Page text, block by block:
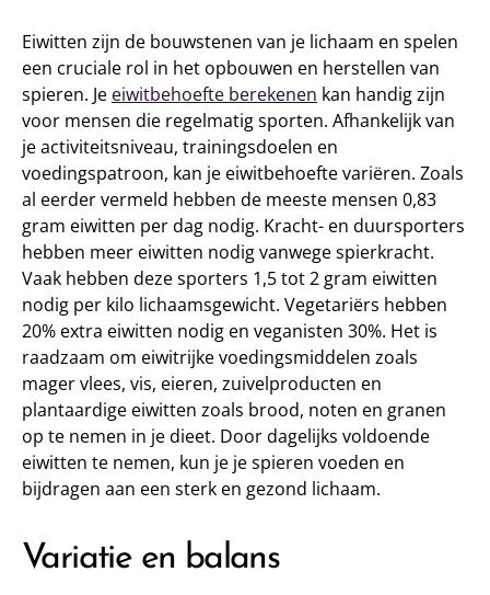
Eiwitten zijn de bouwstenen van je lichaam en spelen
een cruciale rol in het opbouwen en herstellen van
spieren. Je eiwitbehoefte berekenen kan handig zijn
voor mensen die regelmatig sporten. Afhankelijk van
je activiteitsniveau, trainingsdoelen en
voedingspatroon, kan je eiwitbehoefte variëren. Zoals
al eerder vermeld hebben de meeste mensen 0,83
gram eiwitten per dag nodig. Kracht- en duursporters
hebben meer eiwitten nodig vanwege spierkracht.
Vaak hebben deze sporters 1,5 tot 2 gram eiwitten
nodig per kilo lichaamsgewicht. Vegetariërs hebben
20% extra eiwitten nodig en veganisten 30%. Het is
raadzaam om eiwitrijke voedingsmiddelen zoals
mager vlees, vis, eieren, zuivelproducten en
plantaardige eiwitten zoals brood, noten en granen
op te nemen in je dieet. Door dagelijks voldoende
eiwitten te nemen, kun je je spieren voeden en
bijdragen aan een sterk en gezond lichaam.
Variatie en balans